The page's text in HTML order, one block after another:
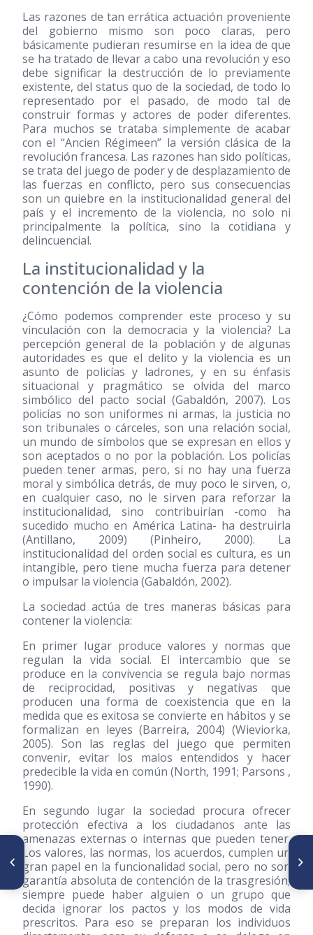
Las razones de tan errática actuación proveniente
del gobierno mismo son poco claras, pero
básicamente pudieran resumirse en la idea de que
se ha tratado de llevar a cabo una revolución y eso
debe significar la destrucción de lo previamente
existente, del status quo de la sociedad, de todo lo
representado por el pasado, de modo tal de
construir formas y actores de poder diferentes.
Para muchos se trataba simplemente de acabar
con el “Ancien Régimeen” la versión clásica de la
revolución francesa. Las razones han sido políticas,
se trata del juego de poder y de desplazamiento de
las fuerzas en conflicto, pero sus consecuencias
son un quiebre en la institucionalidad general del
país y el incremento de la violencia, no solo ni
principalmente la política, sino la cotidiana y
delincuencial.
La institucionalidad y la
contención de la violencia
¿Cómo podemos comprender este proceso y su
vinculación con la democracia y la violencia? La
percepción general de la población y de algunas
autoridades es que el delito y la violencia es un
asunto de policías y ladrones, y en su énfasis
situacional y pragmático se olvida del marco
simbólico del pacto social (Gabaldón, 2007). Los
policías no son uniformes ni armas, la justicia no
son tribunales o cárceles, son una relación social,
un mundo de símbolos que se expresan en ellos y
son aceptados o no por la población. Los policías
pueden tener armas, pero, si no hay una fuerza
moral y simbólica detrás, de muy poco le sirven, o,
en cualquier caso, no le sirven para reforzar la
institucionalidad, sino contribuirían -como ha
sucedido mucho en América Latina- ha destruirla
(Antillano, 2009) (Pinheiro, 2000). La
institucionalidad del orden social es cultura, es un
intangible, pero tiene mucha fuerza para detener
o impulsar la violencia (Gabaldón, 2002).
La sociedad actúa de tres maneras básicas para
contener la violencia:
En primer lugar produce valores y normas que
regulan la vida social. El intercambio que se
produce en la convivencia se regula bajo normas
de reciprocidad, positivas y negativas que
producen una forma de coexistencia que en la
medida que es exitosa se convierte en hábitos y se
formalizan en leyes (Barreira, 2004) (Wieviorka,
2005). Son las reglas del juego que permiten
convenir, evitar los malos entendidos y hacer
predecible la vida en común (North, 1991; Parsons ,
1990).
En segundo lugar la sociedad procura ofrecer
protección efectiva a los ciudadanos ante las
amenazas externas o internas que pueden tener.
Los valores, las normas, los acuerdos, cumplen un
gran papel en la funcionalidad social, pero no son
garantía absoluta de contención de la trasgresión,
siempre puede haber alguien o un grupo que
decida ignorar los pactos y los modos de vida
prescritos. Para eso se preparan los individuos
ARTÍCULO ANTERIOR
Maltrato de Niños en
Venezuela
SIGUIENTE ARTÍCULO
Proyecto Esperanza